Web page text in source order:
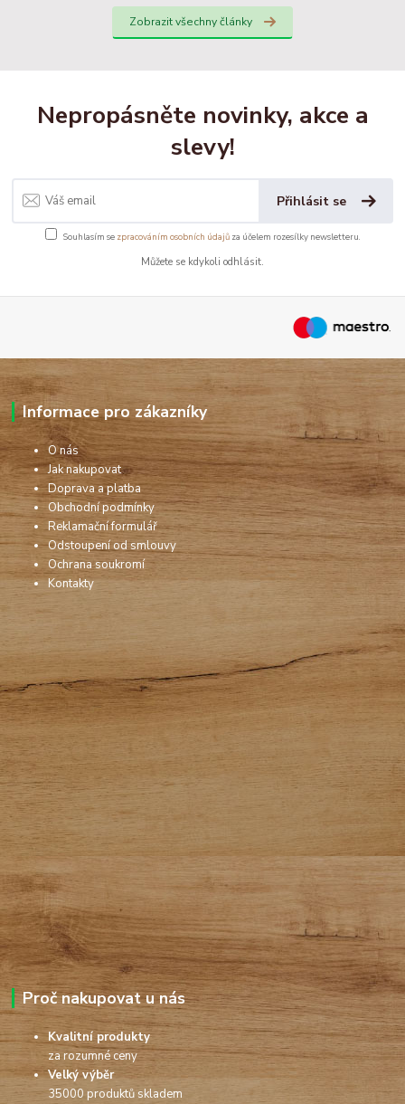
Zobrazit všechny články
Nepropásněte novinky, akce a
slevy!
Přihlásit se
Souhlasím se zpracováním osobních údajůza účelem rozesílky newsletteru.
Můžete se kdykoli odhlásit.
Informace pro zákazníky
O nás
Jak nakupovat
Doprava a platba
Obchodní podmínky
Reklamační formulář
Odstoupení od smlouvy
Ochrana soukromí
Kontakty
Proč nakupovat u nás
Kvalitní produkty
za rozumné ceny
Velký výběr
35000 produktů skladem